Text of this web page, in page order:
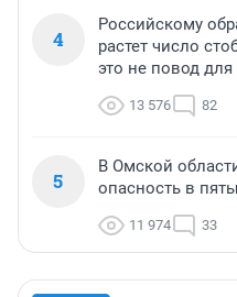
4
Российскому
растет число
это не повод для
13 576 82
5
В Омской
опасность в
11 974 33